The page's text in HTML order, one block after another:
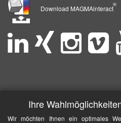
Download MAGMAinteract
®
Ihre
Wir möchten Ihnen ein optimales